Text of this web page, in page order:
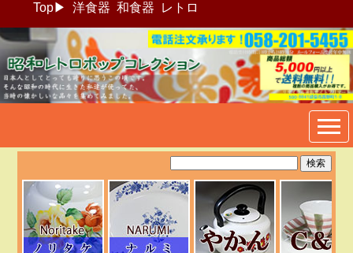
Top▶ 洋食器 和食器 レトロ
昭和レトロポップ食器生活雑
貨通販＠フリマート